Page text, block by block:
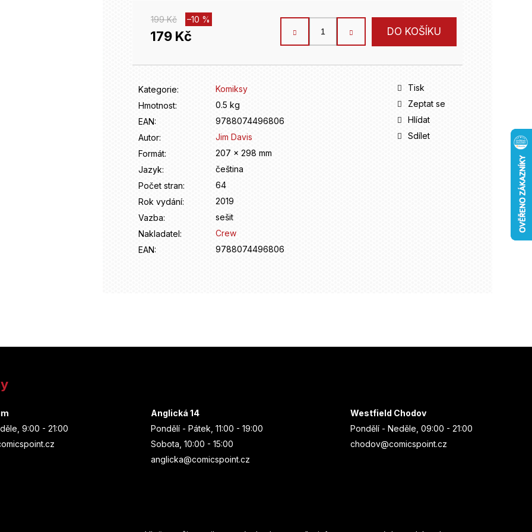
199 Kč –10 %
179 Kč
Měrná
DO KOŠÍKU
Kategorie:
Komiksy
Hmotnost:
0.5 kg
EAN:
9788074496806
Autor:
Jim Davis
Formát:
207 x 298 mm
Jazyk:
čeština
Počet stran:
64
Rok vydání:
2019
Vazba:
sešit
Nakladatel:
Crew
EAN: 9788074496806
Tisk
Zeptat se
Hlídat
Sdílet
9:00 - 21:00
Anglická 14
Pondělí - Pátek, 11:00 - 19:00
Sobota, 10:00 - 15:00
anglicka@comicspoint.cz
Westfield Chodov
Pondělí - Neděle, 09:00 - 21:00
chodov@comicspoint.cz